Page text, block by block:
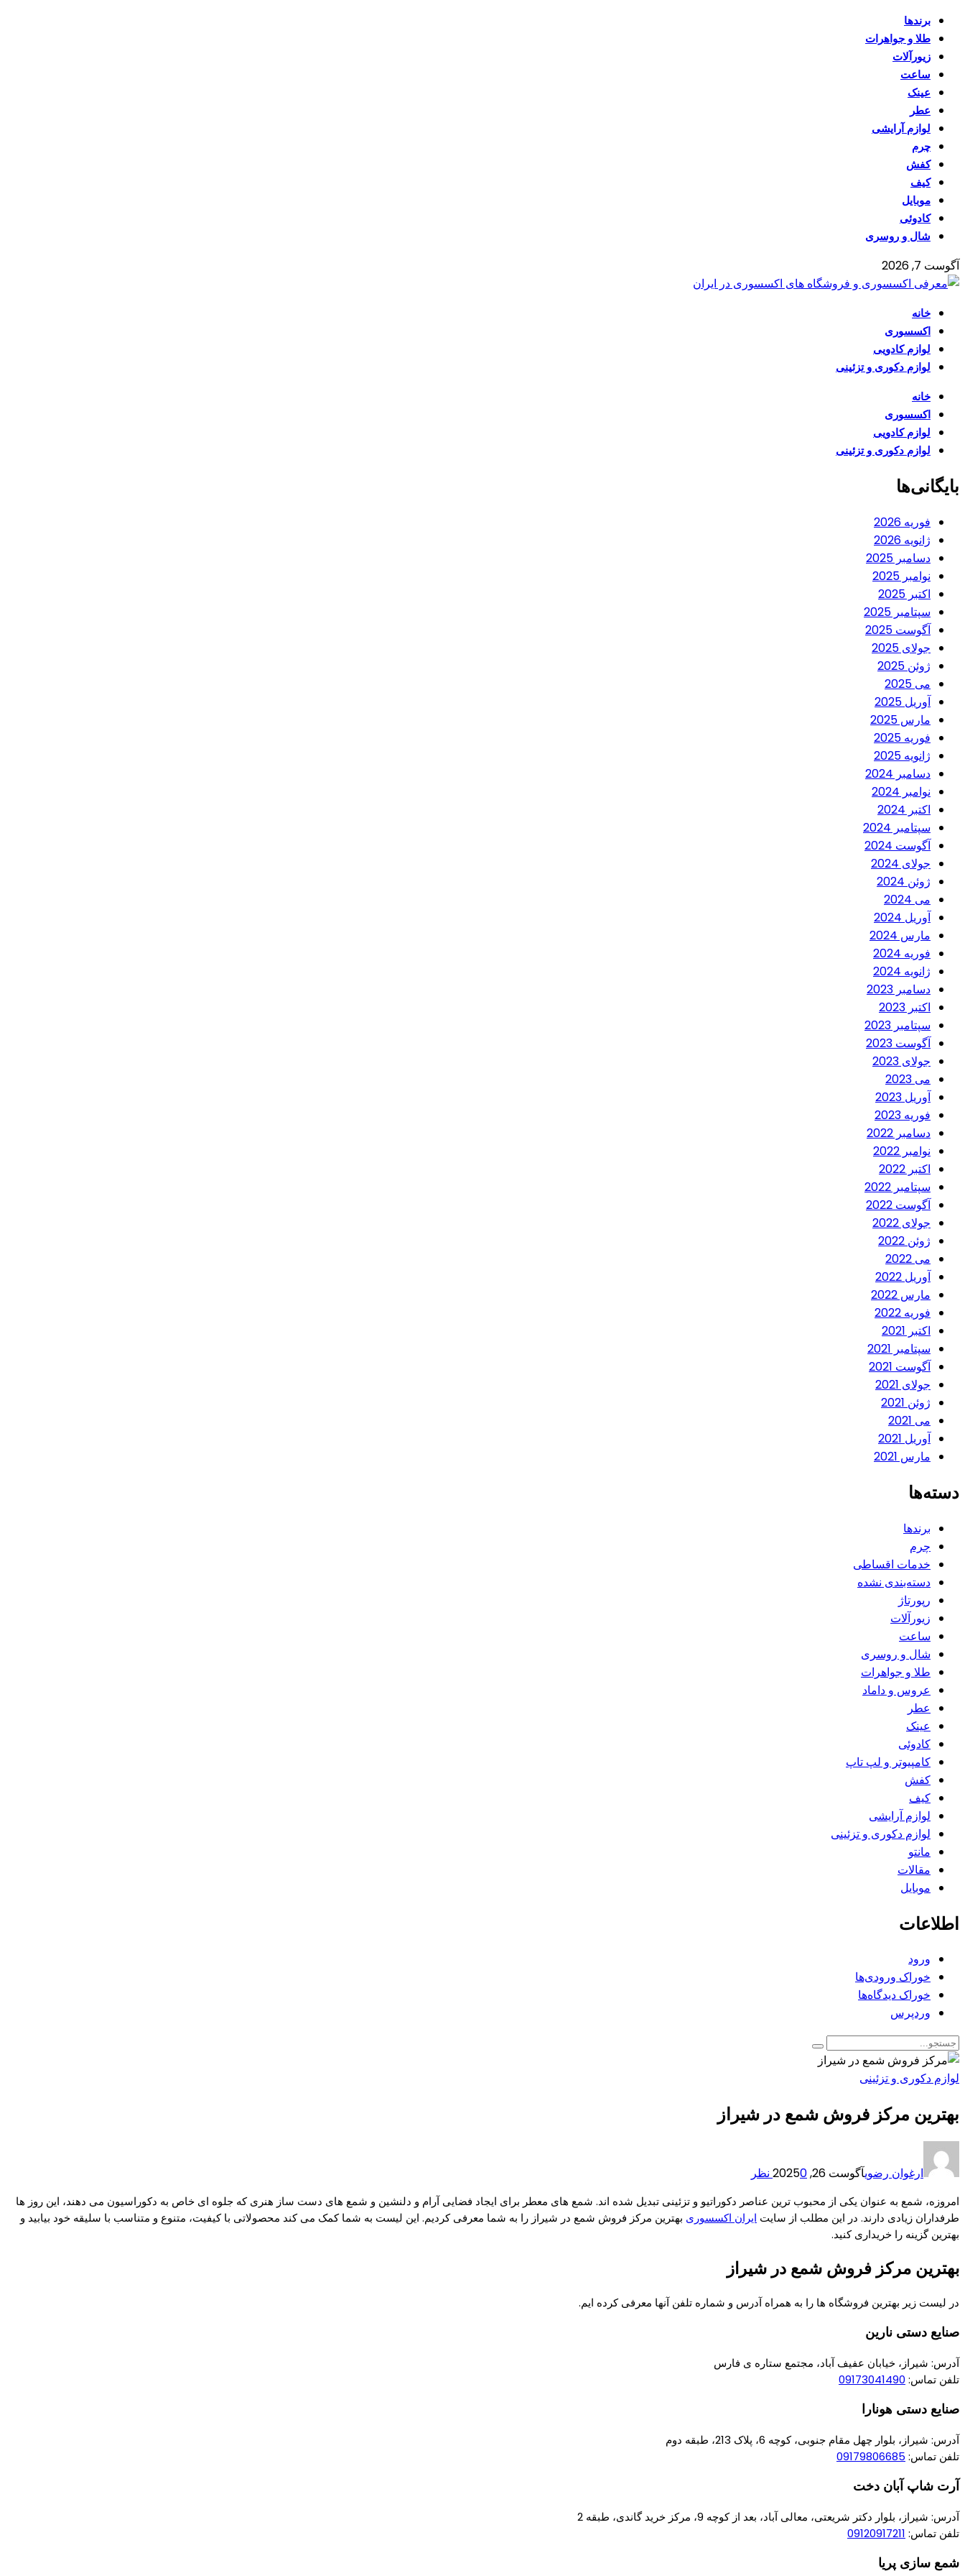
برندها
طلا و جواهرات
زیورآلات
ساعت
عینک
عطر
لوازم آرایشی
چرم
کفش
کیف
موبایل
کادوئی
شال و روسری
آگوست 7, 2026
خانه
اکسسوری
لوازم کادویی
لوازم دکوری و تزئینی
خانه
اکسسوری
لوازم کادویی
لوازم دکوری و تزئینی
بایگانی‌ها
فوریه 2026
ژانویه 2026
دسامبر 2025
نوامبر 2025
اکتبر 2025
سپتامبر 2025
آگوست 2025
جولای 2025
ژوئن 2025
می 2025
آوریل 2025
مارس 2025
فوریه 2025
ژانویه 2025
دسامبر 2024
نوامبر 2024
اکتبر 2024
سپتامبر 2024
آگوست 2024
جولای 2024
ژوئن 2024
می 2024
آوریل 2024
مارس 2024
فوریه 2024
ژانویه 2024
دسامبر 2023
اکتبر 2023
سپتامبر 2023
آگوست 2023
جولای 2023
می 2023
آوریل 2023
فوریه 2023
دسامبر 2022
نوامبر 2022
اکتبر 2022
سپتامبر 2022
آگوست 2022
جولای 2022
ژوئن 2022
می 2022
آوریل 2022
مارس 2022
فوریه 2022
اکتبر 2021
سپتامبر 2021
آگوست 2021
جولای 2021
ژوئن 2021
می 2021
آوریل 2021
مارس 2021
دسته‌ها
برندها
چرم
خدمات اقساطی
دسته‌بندی نشده
رپورتاژ
زیورآلات
ساعت
شال و روسری
طلا و جواهرات
عروس و داماد
عطر
عینک
کادوئی
کامپیوتر و لپ تاپ
کفش
کیف
لوازم آرایشی
لوازم دکوری و تزئینی
مانتو
مقالات
موبایل
اطلاعات
ورود
خوراک ورودی‌ها
خوراک دیدگاه‌ها
وردپرس
لوازم دکوری و تزئینی
بهترین مرکز فروش شمع در شیراز
ارغوان رضویآگوست 26, 2025 0 نظر
امروزه، شمع به عنوان یکی از محبوب ترین عناصر دکوراتیو و تزئینی تبدیل شده اند. شمع‌ های معطر برای ایجاد فضایی آرام و دلنشین و شمع‌ های دست‌ ساز هنری که جلوه‌ ای خاص به دکوراسیون می‌ دهند، این روز ها
طرفداران زیادی دارند. در این مطلب از سایت ایران اکسسوری بهترین مرکز فروش شمع در شیراز را به شما معرفی کردیم. این لیست به شما کمک می کند محصولاتی با کیفیت، متنوع و متناسب با سلیقه خود بیابید و
بهترین گزینه را خریداری کنید.
بهترین مرکز فروش شمع در شیراز
در لیست زیر بهترین فروشگاه ها را به همراه آدرس و شماره تلفن آنها معرفی کرده ایم.
صنایع دستی نارین
آدرس: شیراز، خیابان عفیف آباد، مجتمع ستاره ی فارس
تلفن تماس: 09173041490
صنایع دستی هونارا
آدرس: شیراز، بلوار چهل مقام جنوبی، کوچه 6، پلاک 213، طبقه دوم
تلفن تماس: 09179806685
آرت شاپ آبان دخت
آدرس: شیراز، بلوار دکتر شریعتی، معالی آباد، بعد از کوچه 9، مرکز خرید گاندی، طبقه 2
تلفن تماس: 09120917211
شمع سازی پریا